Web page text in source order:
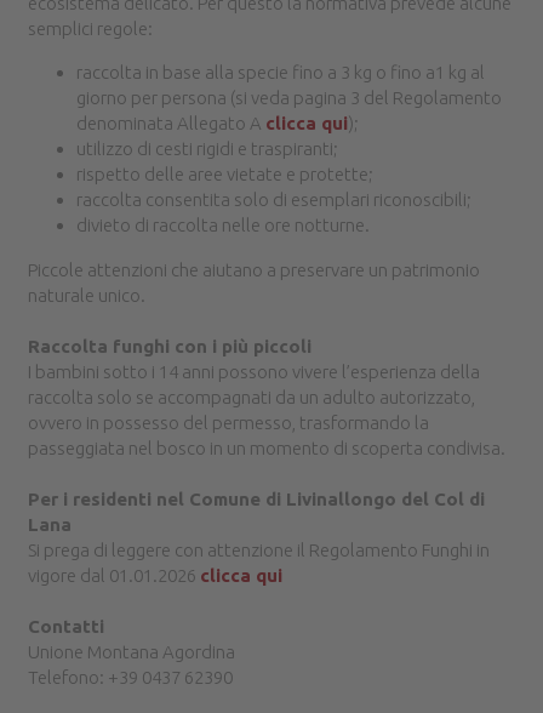
semplici regole:
raccolta in base alla specie fino a 3 kg o fino a1 kg al
giorno per persona (si veda pagina 3 del Regolamento
denominata Allegato A clicca qui);
utilizzo di cesti rigidi e traspiranti;
rispetto delle aree vietate e protette;
raccolta consentita solo di esemplari riconoscibili;
divieto di raccolta nelle ore notturne.
Piccole attenzioni che aiutano a preservare un patrimonio
naturale unico.
Raccolta funghi con i più piccoli
I bambini sotto i 14 anni possono vivere l’esperienza della
raccolta solo se accompagnati da un adulto autorizzato,
ovvero in possesso del permesso, trasformando la
passeggiata nel bosco in un momento di scoperta condivisa.
Per i residenti nel Comune di Livinallongo del Col di
Lana
Si prega di leggere con attenzione il Regolamento Funghi in
vigore dal 01.01.2026 clicca qui
Contatti
Unione Montana Agordina
Telefono: +39 0437 62390